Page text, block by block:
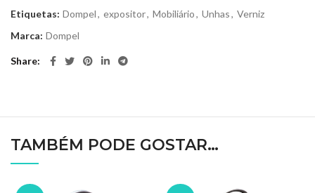
Etiquetas: Dompel, expositor, Mobiliário, Unhas, Verniz
Marca: Dompel
Share
TAMBÉM PODE GOSTAR…